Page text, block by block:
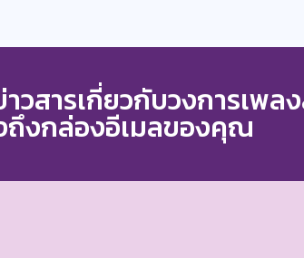
วสารเกี่ยวกับวงการเพล
ถึงกล่องอีเมลของคุณ